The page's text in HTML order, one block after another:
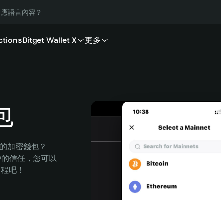
語言內容？
Bitget Wallet X 更多
加密錢包？
信任，您可以
吧！